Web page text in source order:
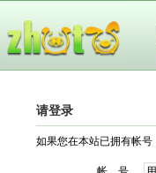
请登录
如果您在本站已拥有帐